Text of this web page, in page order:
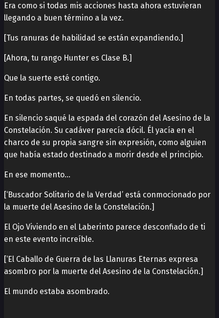
Era como si todas mis acciones hasta ahora estuvieran
llegando a buen término a la vez.
[Tus ranuras de habilidad se están expandiendo.]
[Ahora, tu rango Hunter es Clase B.]
Que la suerte esté contigo.
En todas partes, se quedó en silencio.
En silencio saqué la espada del corazón del Asesino de la
Constelación. Su cadáver parecía dócil. Él yacía en el
charco de su propia sangre sin expresión, como alguien
que había estado destinado a morir desde el principio.
En ese momento…
[‘Buscador Solitario de la Verdad’ está conmocionado por
la muerte del Asesino de la Constelación.]
El Ojo Viviendo en el Laberinto parece desconfiado de ti
en este evento increíble.
[‘El Caballo de Guerra de las Llanuras Eternas expresa
asombro por la muerte del Asesino de la Constelación.]
El mundo estaba asombrado.